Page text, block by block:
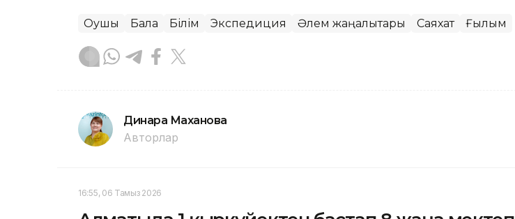
Оқушы Бала Білім Экспедиция Әлем жаңалықтары Саяхат Ғылым
Динара Маханова
Авторлар
16:55, 06 Тамыз 2026